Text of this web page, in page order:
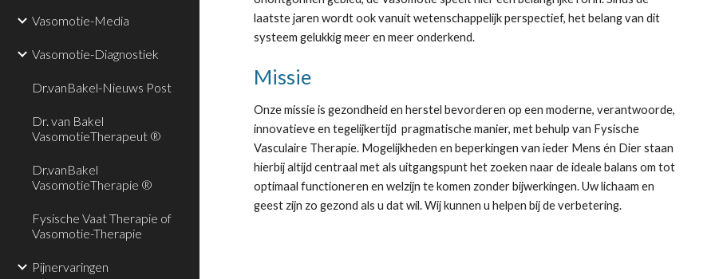
Vasomotie-Media
Vasomotie-Diagnostiek
Dr.vanBakel-Nieuws Post
Dr. van Bakel
VasomotieTherapeut ®
Dr.vanBakel
VasomotieTherapie ®
Fysische Vaat Therapie of
Vasomotie-Therapie
Pijnervaringen
laatste jaren wordt ook vanuit wetenschappelijk perspectief, het belang van dit
systeem gelukkig meer en meer onderkend.
Missie
Onze missie is gezondheid en herstel bevorderen op een moderne, verantwoorde,
innovatieve en tegelijkertijd  pragmatische manier, met behulp van Fysische
Vasculaire Therapie. Mogelijkheden en beperkingen van ieder Mens én Dier staan
hierbij altijd centraal met als uitgangspunt het zoeken naar de ideale balans om tot
optimaal functioneren en welzijn te komen zonder bijwerkingen. Uw lichaam en
geest zijn zo gezond als u dat wil. Wij kunnen u helpen bij de verbetering.